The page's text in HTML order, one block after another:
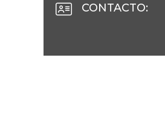
CONTACTO: